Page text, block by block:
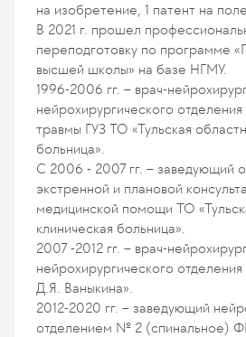
на изобретение, 1 патент на
В 2021 г. прошел
переподготовку по программе
высшей школы» на базе НГМУ.
1996-2006 гг. – врач-
нейрохирургического
травмы ГУЗ ТО «Тульская
больница».
С 2006 - 2007 гг. – заведующий
экстренной и плановой
медицинской помощи ТО
клиническая больница».
2007 -2012 гг. – врач-
нейрохирургического
Д.Я. Ваныкина».
2012-2020 гг. – заведующий
отделением № 2 (спинальное)